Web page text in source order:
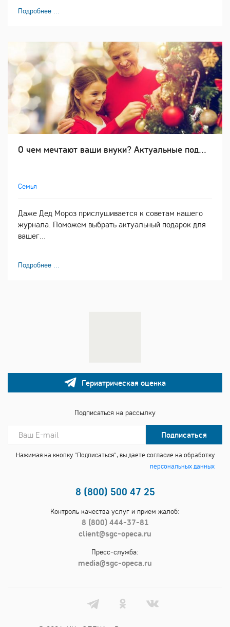
Подробнее ...
О чем мечтают ваши внуки? Актуальные под...
Семья
Даже Дед Мороз прислушивается к советам нашего
журнала. Поможем выбрать актуальный подарок для
вашег...
Подробнее ...
Гериатрическая оценка
Подписаться на рассылку
Подписаться
Нажимая на кнопку "Подписаться", вы даете согласие на обработку
персональных данных
8 (800) 500 47 25
Контроль качества услуг и прием жалоб:
8 (800) 444-37-81
client@sgc-opeca.ru
Пресс-служба:
media@sgc-opeca.ru